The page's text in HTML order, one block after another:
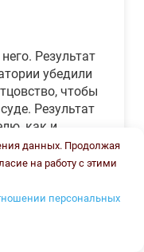
Результат
убедили
чтобы
Результат
как и
и извиняется.
данных. Продолжая
на работу с этими
персональных